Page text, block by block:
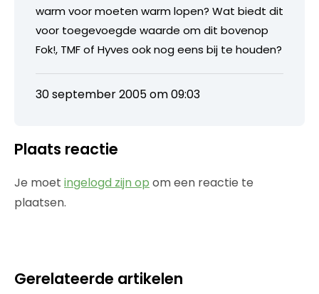
warm voor moeten warm lopen? Wat biedt dit
voor toegevoegde waarde om dit bovenop
Fok!, TMF of Hyves ook nog eens bij te houden?
30 september 2005 om 09:03
Plaats reactie
Je moet ingelogd zijn op om een reactie te
plaatsen.
Gerelateerde artikelen